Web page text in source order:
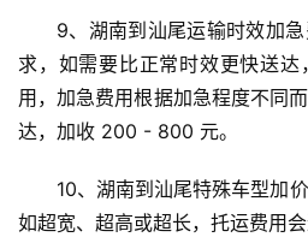
9、湖南到汕尾运输时效加
求，如需要比正常时效更快送
用，加急费用根据加急程度不同
达，加收 200 - 800 元。
10、湖南到汕尾特殊车型加
如超宽、超高或超长，托运费用会